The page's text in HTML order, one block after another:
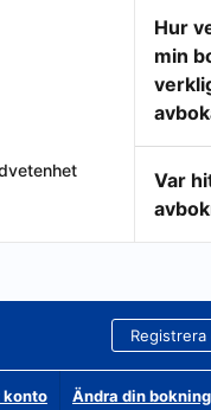
Hur
min
Var
konto Ändra din